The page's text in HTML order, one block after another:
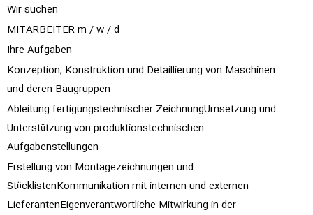
Wir suchen
MITARBEITER m / w / d
Ihre Aufgaben
Konzeption, Konstruktion und Detaillierung von Maschinen
und deren Baugruppen
Ableitung fertigungstechnischer ZeichnungUmsetzung und
Unterstützung von produktionstechnischen
Aufgabenstellungen
Erstellung von Montagezeichnungen und
StücklistenKommunikation mit internen und externen
LieferantenEigenverantwortliche Mitwirkung in der